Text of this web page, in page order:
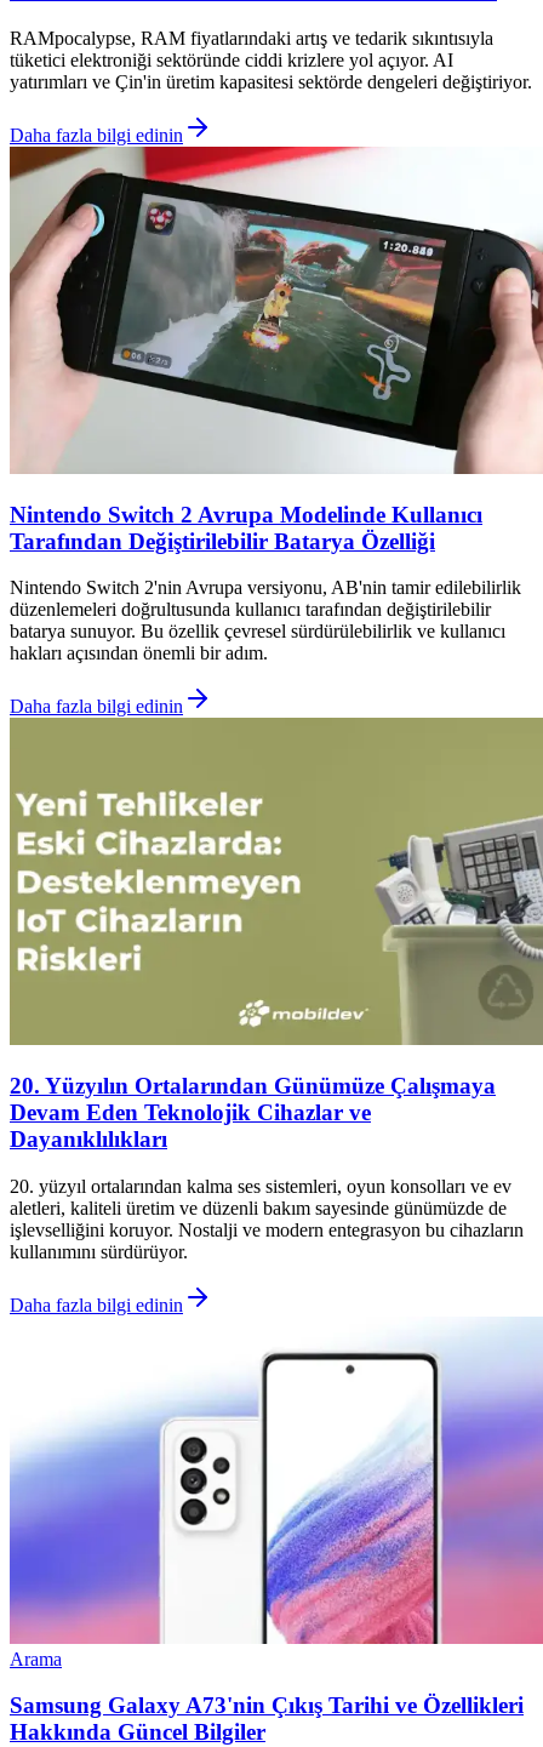
RAMpocalypse, RAM fiyatlarındaki artış ve tedarik sıkıntısıyla
tüketici elektroniği sektöründe ciddi krizlere yol açıyor. AI
yatırımları ve Çin'in üretim kapasitesi sektörde dengeleri değiştiriyor.
Daha fazla bilgi edinin
Nintendo Switch 2 Avrupa Modelinde Kullanıcı
Tarafından Değiştirilebilir Batarya Özelliği
Nintendo Switch 2'nin Avrupa versiyonu, AB'nin tamir edilebilirlik
düzenlemeleri doğrultusunda kullanıcı tarafından değiştirilebilir
batarya sunuyor. Bu özellik çevresel sürdürülebilirlik ve kullanıcı
hakları açısından önemli bir adım.
Daha fazla bilgi edinin
20. Yüzyılın Ortalarından Günümüze Çalışmaya
Devam Eden Teknolojik Cihazlar ve
Dayanıklılıkları
20. yüzyıl ortalarından kalma ses sistemleri, oyun konsolları ve ev
aletleri, kaliteli üretim ve düzenli bakım sayesinde günümüzde de
işlevselliğini koruyor. Nostalji ve modern entegrasyon bu cihazların
kullanımını sürdürüyor.
Daha fazla bilgi edinin
Arama
Samsung Galaxy A73'nin Çıkış Tarihi ve Özellikleri
Hakkında Güncel Bilgiler